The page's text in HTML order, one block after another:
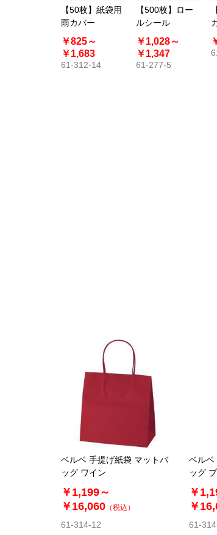
【50枚】紙袋用
雨カバー
￥825～
￥1,683
61-312-14
【500枚】ロー
ルシール
￥1,028～
￥1,347
61-277-5
ベルベ 手提げ紙袋 マットバ
ッグ ワイン
￥1,199～
￥16,060 （税込）
61-314-12
ベルベ
ッグ
￥
￥
61-